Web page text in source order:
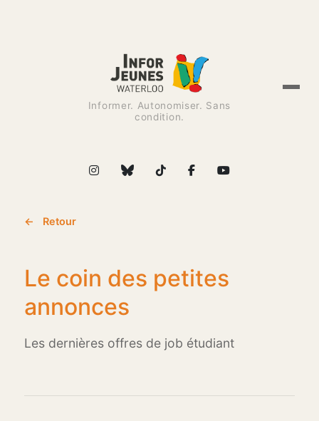
Informer. Autonomiser. Sans
condition.
← Retour
Le coin des petites
annonces
Les dernières offres de job étudiant